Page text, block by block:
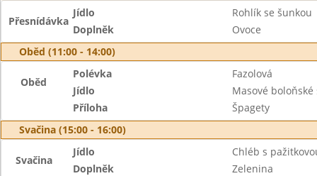
Přesnídávka
Jídlo
Rohlík se šunkou
Doplněk
Ovoce
Oběd (11:00 - 14:00)
Oběd
Polévka
Fazolová
Jídlo
Masové
Příloha
Špagety
Svačina (15:00 - 16:00)
Svačina
Jídlo
Chléb s
Doplněk
Zelenina